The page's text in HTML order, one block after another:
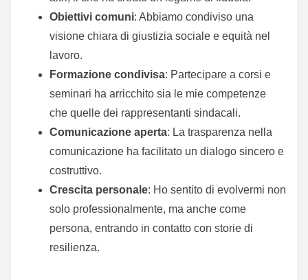
Obiettivi comuni: Abbiamo condiviso una
visione chiara di giustizia sociale e equità nel
lavoro.
Formazione condivisa: Partecipare a corsi e
seminari ha arricchito sia le mie competenze
che quelle dei rappresentanti sindacali.
Comunicazione aperta: La trasparenza nella
comunicazione ha facilitato un dialogo sincero e
costruttivo.
Crescita personale: Ho sentito di evolvermi non
solo professionalmente, ma anche come
persona, entrando in contatto con storie di
resilienza.